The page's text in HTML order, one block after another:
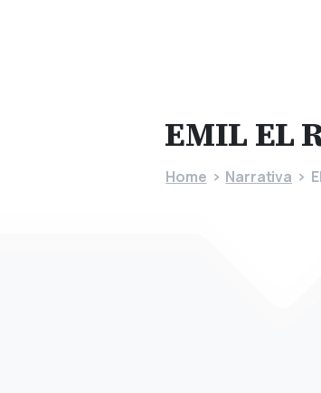
EMIL EL
Home Narrativa